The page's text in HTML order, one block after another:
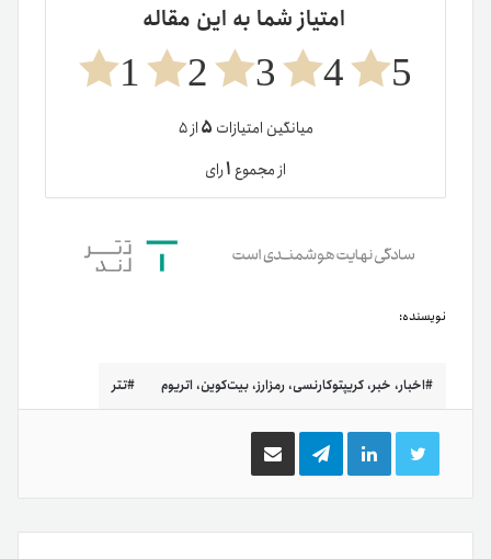
امتیاز شما به این مقاله
5
4
3
2
1
میانگین امتیازات ۵از ۵
از مجموع۱رای
نویسنده:
اخبار، خبر، کریپتوکارنسی، رمزارز، بیت‌کوین، اتریوم تتر
توییتر لینکدینتلگرام اشتراک
گذاری
ایمیل